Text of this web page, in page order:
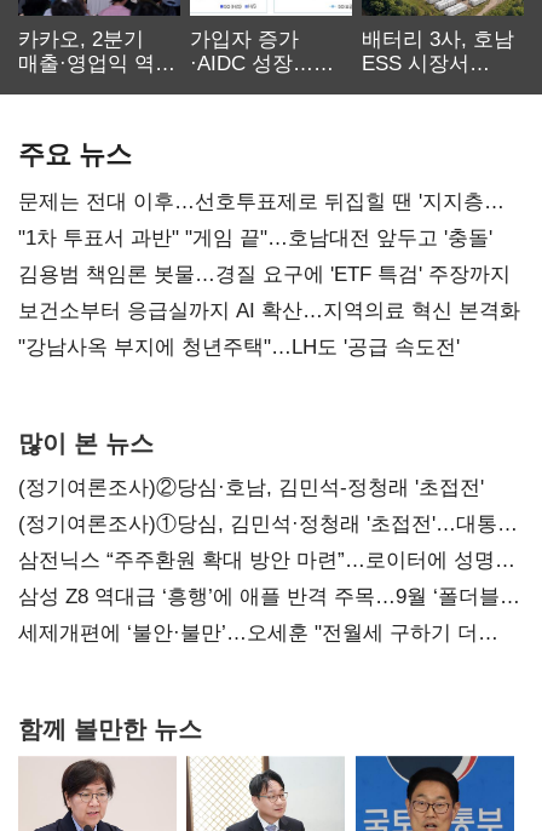
카카오, 2분기
매출·영업익 역대
가입자 증가
·AIDC 성장…
배터리 3사, 호남
ESS 시장서
주요 뉴스
문제는 전대 이후…선호투표제로 뒤집힐 땐 '지지층
불복'
"1차 투표서 과반" "게임 끝"…호남대전 앞두고 '충돌'
김용범 책임론 봇물…경질 요구에 'ETF 특검' 주장까지
보건소부터 응급실까지 AI 확산…지역의료 혁신 본격화
"강남사옥 부지에 청년주택"…LH도 '공급 속도전'
많이 본 뉴스
(정기여론조사)②당심·호남, 김민석-정청래 '초접전'
(정기여론조사)①당심, 김민석·정청래 '초접전'…대통령
지지도 '50% 아래로'(종합)
삼전닉스 “주주환원 확대 방안 마련”…로이터에 성명
보내
삼성 Z8 역대급 ‘흥행’에 애플 반격 주목…9월 ‘폴더블
대전’
세제개편에 ‘불안·불만’…오세훈 "전월세 구하기 더
함께 볼만한 뉴스